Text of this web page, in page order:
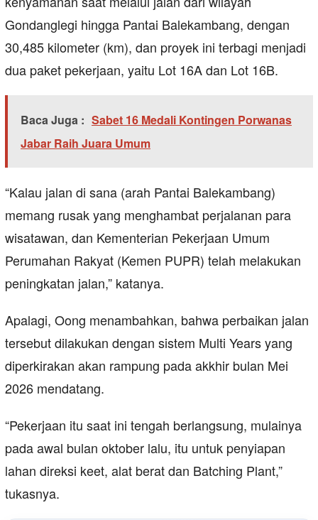
Gondanglegi hingga Pantai Balekambang, dengan
30,485 kilometer (km), dan proyek ini terbagi menjadi
dua paket pekerjaan, yaitu Lot 16A dan Lot 16B.
Baca Juga : Sabet 16 Medali Kontingen Porwanas
Jabar Raih Juara Umum
“Kalau jalan di sana (arah Pantai Balekambang)
memang rusak yang menghambat perjalanan para
wisatawan, dan Kementerian Pekerjaan Umum
Perumahan Rakyat (Kemen PUPR) telah melakukan
peningkatan jalan,” katanya.
Apalagi, Oong menambahkan, bahwa perbaikan jalan
tersebut dilakukan dengan sistem Multi Years yang
diperkirakan akan rampung pada akkhir bulan Mei
2026 mendatang.
“Pekerjaan itu saat ini tengah berlangsung, mulainya
pada awal bulan oktober lalu, itu untuk penyiapan
lahan direksi keet, alat berat dan Batching Plant,”
tukasnya.